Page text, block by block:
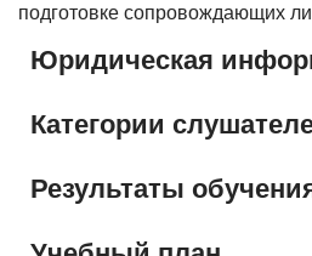
подготовке сопровождающих
Юридическая
Категории
Результаты